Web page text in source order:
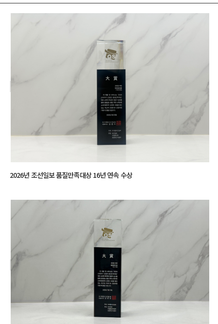
2026년 조선일보 품질만족대상 16년 연속 수상